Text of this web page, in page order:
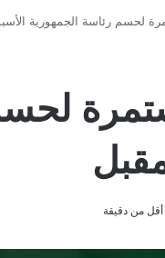
لحسم رئاسة الجمهورية
أقل من دقيقة